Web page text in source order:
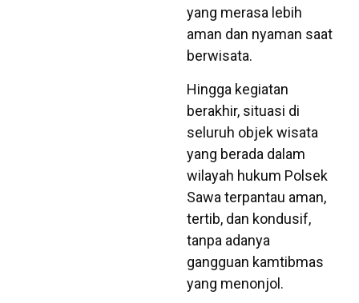
yang merasa lebih
aman dan nyaman saat
berwisata.
Hingga kegiatan
berakhir, situasi di
seluruh objek wisata
yang berada dalam
wilayah hukum Polsek
Sawa terpantau aman,
tertib, dan kondusif,
tanpa adanya
gangguan kamtibmas
yang menonjol.